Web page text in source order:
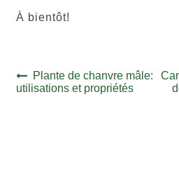
À bientôt!
Navigation
de
Article
précédent :
Plante de chanvre mâle:
utilisations et propriétés